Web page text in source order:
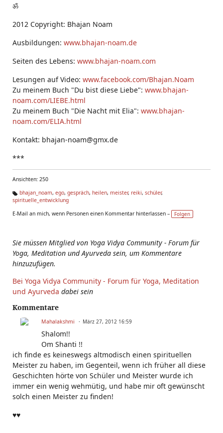
ॐ
2012 Copyright: Bhajan Noam
Ausbildungen: www.bhajan-noam.de
Seiten des Lebens: www.bhajan-noam.com
Lesungen auf Video: www.facebook.com/Bhajan.Noam
Zu meinem Buch "Du bist diese Liebe": www.bhajan-
noam.com/LIEBE.html
Zu meinem Buch "Die Nacht mit Elia": www.bhajan-
noam.com/ELIA.html
Kontakt: bhajan-noam@gmx.de
***
Ansichten: 250
Ta
s:
bhajan_noam, ego, gespräch, heilen, meister, reiki, schüler,
spirituelle_entwicklung
E-Mail an mich, wenn Personen einen Kommentar hinterlassen –
Folgen
Sie müssen Mitglied von Yoga Vidya Community - Forum für
Yoga, Meditation und Ayurveda sein, um Kommentare
hinzuzufügen.
Bei Yoga Vidya Community - Forum für Yoga, Meditation
und Ayurveda dabei sein
Kommentare
Mahalakshmi März 27, 2012 16:59
Shalom!!
Om Shanti !!
ich finde es keineswegs altmodisch einen spirituellen
Meister zu haben, im Gegenteil, wenn ich früher all diese
Geschichten hörte von Schüler und Meister wurde ich
immer ein wenig wehmütig, und habe mir oft gewünscht
solch einen Meister zu finden!
♥♥